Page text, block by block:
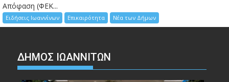
Απόφαση (ΦΕΚ...
Ειδήσεις Ιωαννίνων Επικαιρότητα Νέα των Δήμων
ΔΗΜΟΣ ΙΩΑΝΝΙΤΩΝ